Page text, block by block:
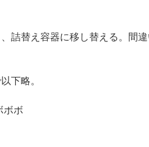
詰替え容器に移し替える。間違
下略。
ボ